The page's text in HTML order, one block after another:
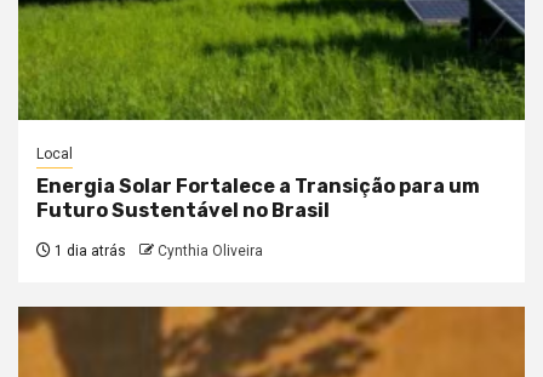
Local
Energia Solar Fortalece a Transição para um
Futuro Sustentável no Brasil
1 dia atrás Cynthia Oliveira